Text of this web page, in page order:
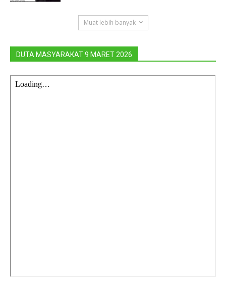
Muat lebih banyak
DUTA MASYARAKAT 9 MARET 2026